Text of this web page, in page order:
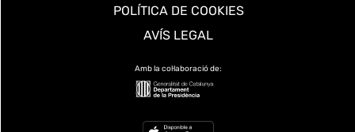
POLÍTICA DE COOKIES
AVÍS LEGAL
Amb la col·laboració de: